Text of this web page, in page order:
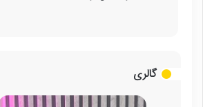
گالری